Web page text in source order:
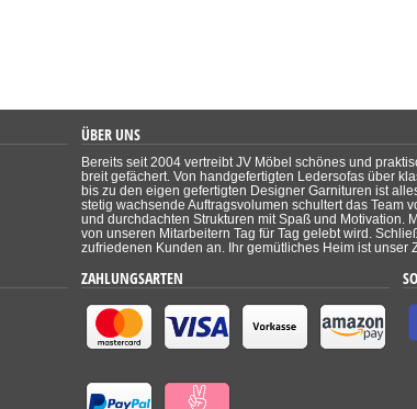
ÜBER UNS
Bereits seit 2004 vertreibt JV Möbel schönes und
breit gefächert. Von handgefertigten Ledersofas über
bis zu den eigen gefertigten Designer Garnituren ist
stetig wachsende Auftragsvolumen schultert das Team
und durchdachten Strukturen mit Spaß und Motivation.
von unseren Mitarbeitern Tag für Tag gelebt wird.
zufriedenen Kunden an. Ihr gemütliches Heim ist unser
ZAHLUNGSARTEN